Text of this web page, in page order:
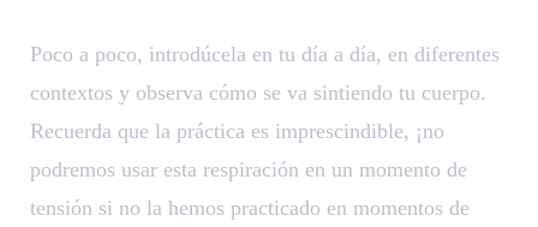
Poco a poco, introdúcela en tu día a día, en diferentes
contextos y observa cómo se va sintiendo tu cuerpo.
Recuerda que la práctica es imprescindible, ¡no
podremos usar esta respiración en un momento de
tensión si no la hemos practicado en momentos de